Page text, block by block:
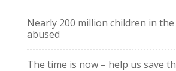
Nearly 200 million children in
abused
The time is now – help us save